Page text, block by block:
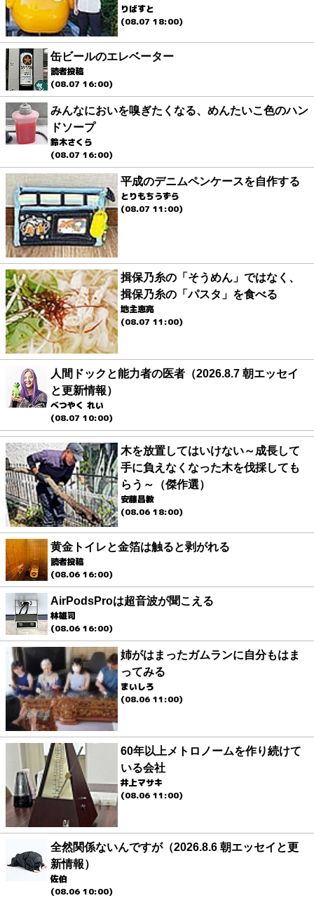
りばすと
(08.07 18:00)
缶ビールのエレベーター
読者投稿
(08.07 16:00)
みんなにおいを嗅ぎたくなる、めんたいこ色のハン
ドソープ
鈴木さくら
(08.07 16:00)
平成のデニムペンケースを自作する
とりもちうずら
(08.07 11:00)
揖保乃糸の「そうめん」ではなく、
揖保乃糸の「パスタ」を食べる
地主恵亮
(08.07 11:00)
人間ドックと能力者の医者（2026.8.7 朝エッセイ
と更新情報）
べつやく れい
(08.07 10:00)
木を放置してはいけない～成長して
手に負えなくなった木を伐採しても
らう～（傑作選）
安藤昌教
(08.06 18:00)
黄金トイレと金箔は触ると剥がれる
読者投稿
(08.06 16:00)
AirPodsProは超音波が聞こえる
林雄司
(08.06 16:00)
姉がはまったガムランに自分もはま
ってみる
まいしろ
(08.06 11:00)
60年以上メトロノームを作り続けて
いる会社
井上マサキ
(08.06 11:00)
全然関係ないんですが（2026.8.6 朝エッセイと更
新情報）
佐伯
(08.06 10:00)